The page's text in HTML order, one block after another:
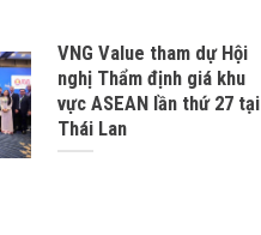
VNG Value tham dự Hội
nghị Thẩm định giá khu
vực ASEAN lần thứ 27 tại
Thái Lan